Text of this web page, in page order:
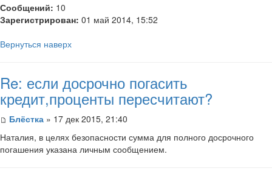
Сообщений: 10
Зарегистрирован: 01 май 2014, 15:52
Вернуться наверх
Re: если досрочно погасить
кредит,проценты пересчитают?
Блёстка » 17 дек 2015, 21:40
Наталия, в целях безопасности сумма для полного досрочного
погашения указана личным сообщением.